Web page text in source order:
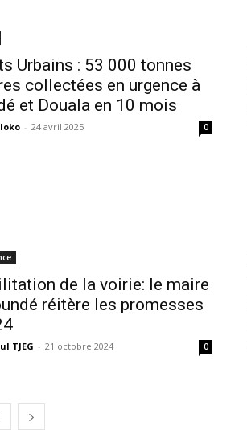
Urbains : 53 000 tonnes
collectées en urgence à
et Douala en 10 mois
- 24 avril 2025 0
de la voirie: le maire
réitère les promesses
TJEG - 21 octobre 2024 0